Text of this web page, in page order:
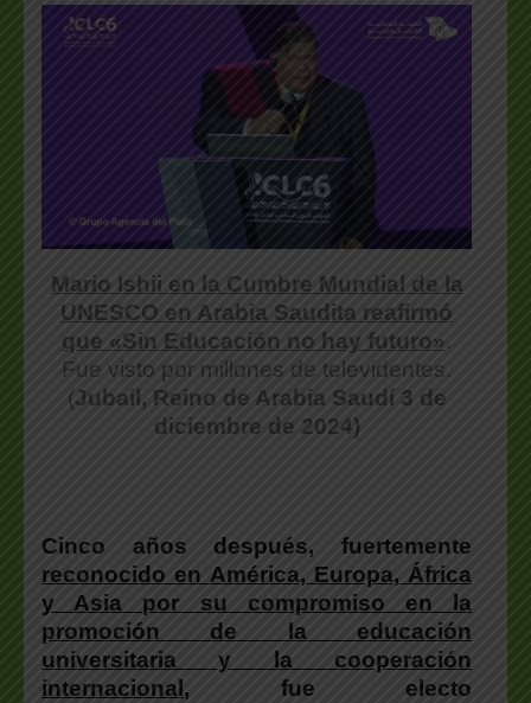
Mario Ishii en la Cumbre Mundial de la
UNESCO en Arabia Saudita reafirmó
que «Sin Educación no hay futuro».
Fue visto por millones de televidentes.
(Jubail, Reino de Arabia Saudí 3 de
diciembre de 2024)
Cinco años después, fuertemente
reconocido en América, Europa, África
y Asia por su compromiso en la
promoción de la educación
universitaria y la cooperación
internacional , fue electo